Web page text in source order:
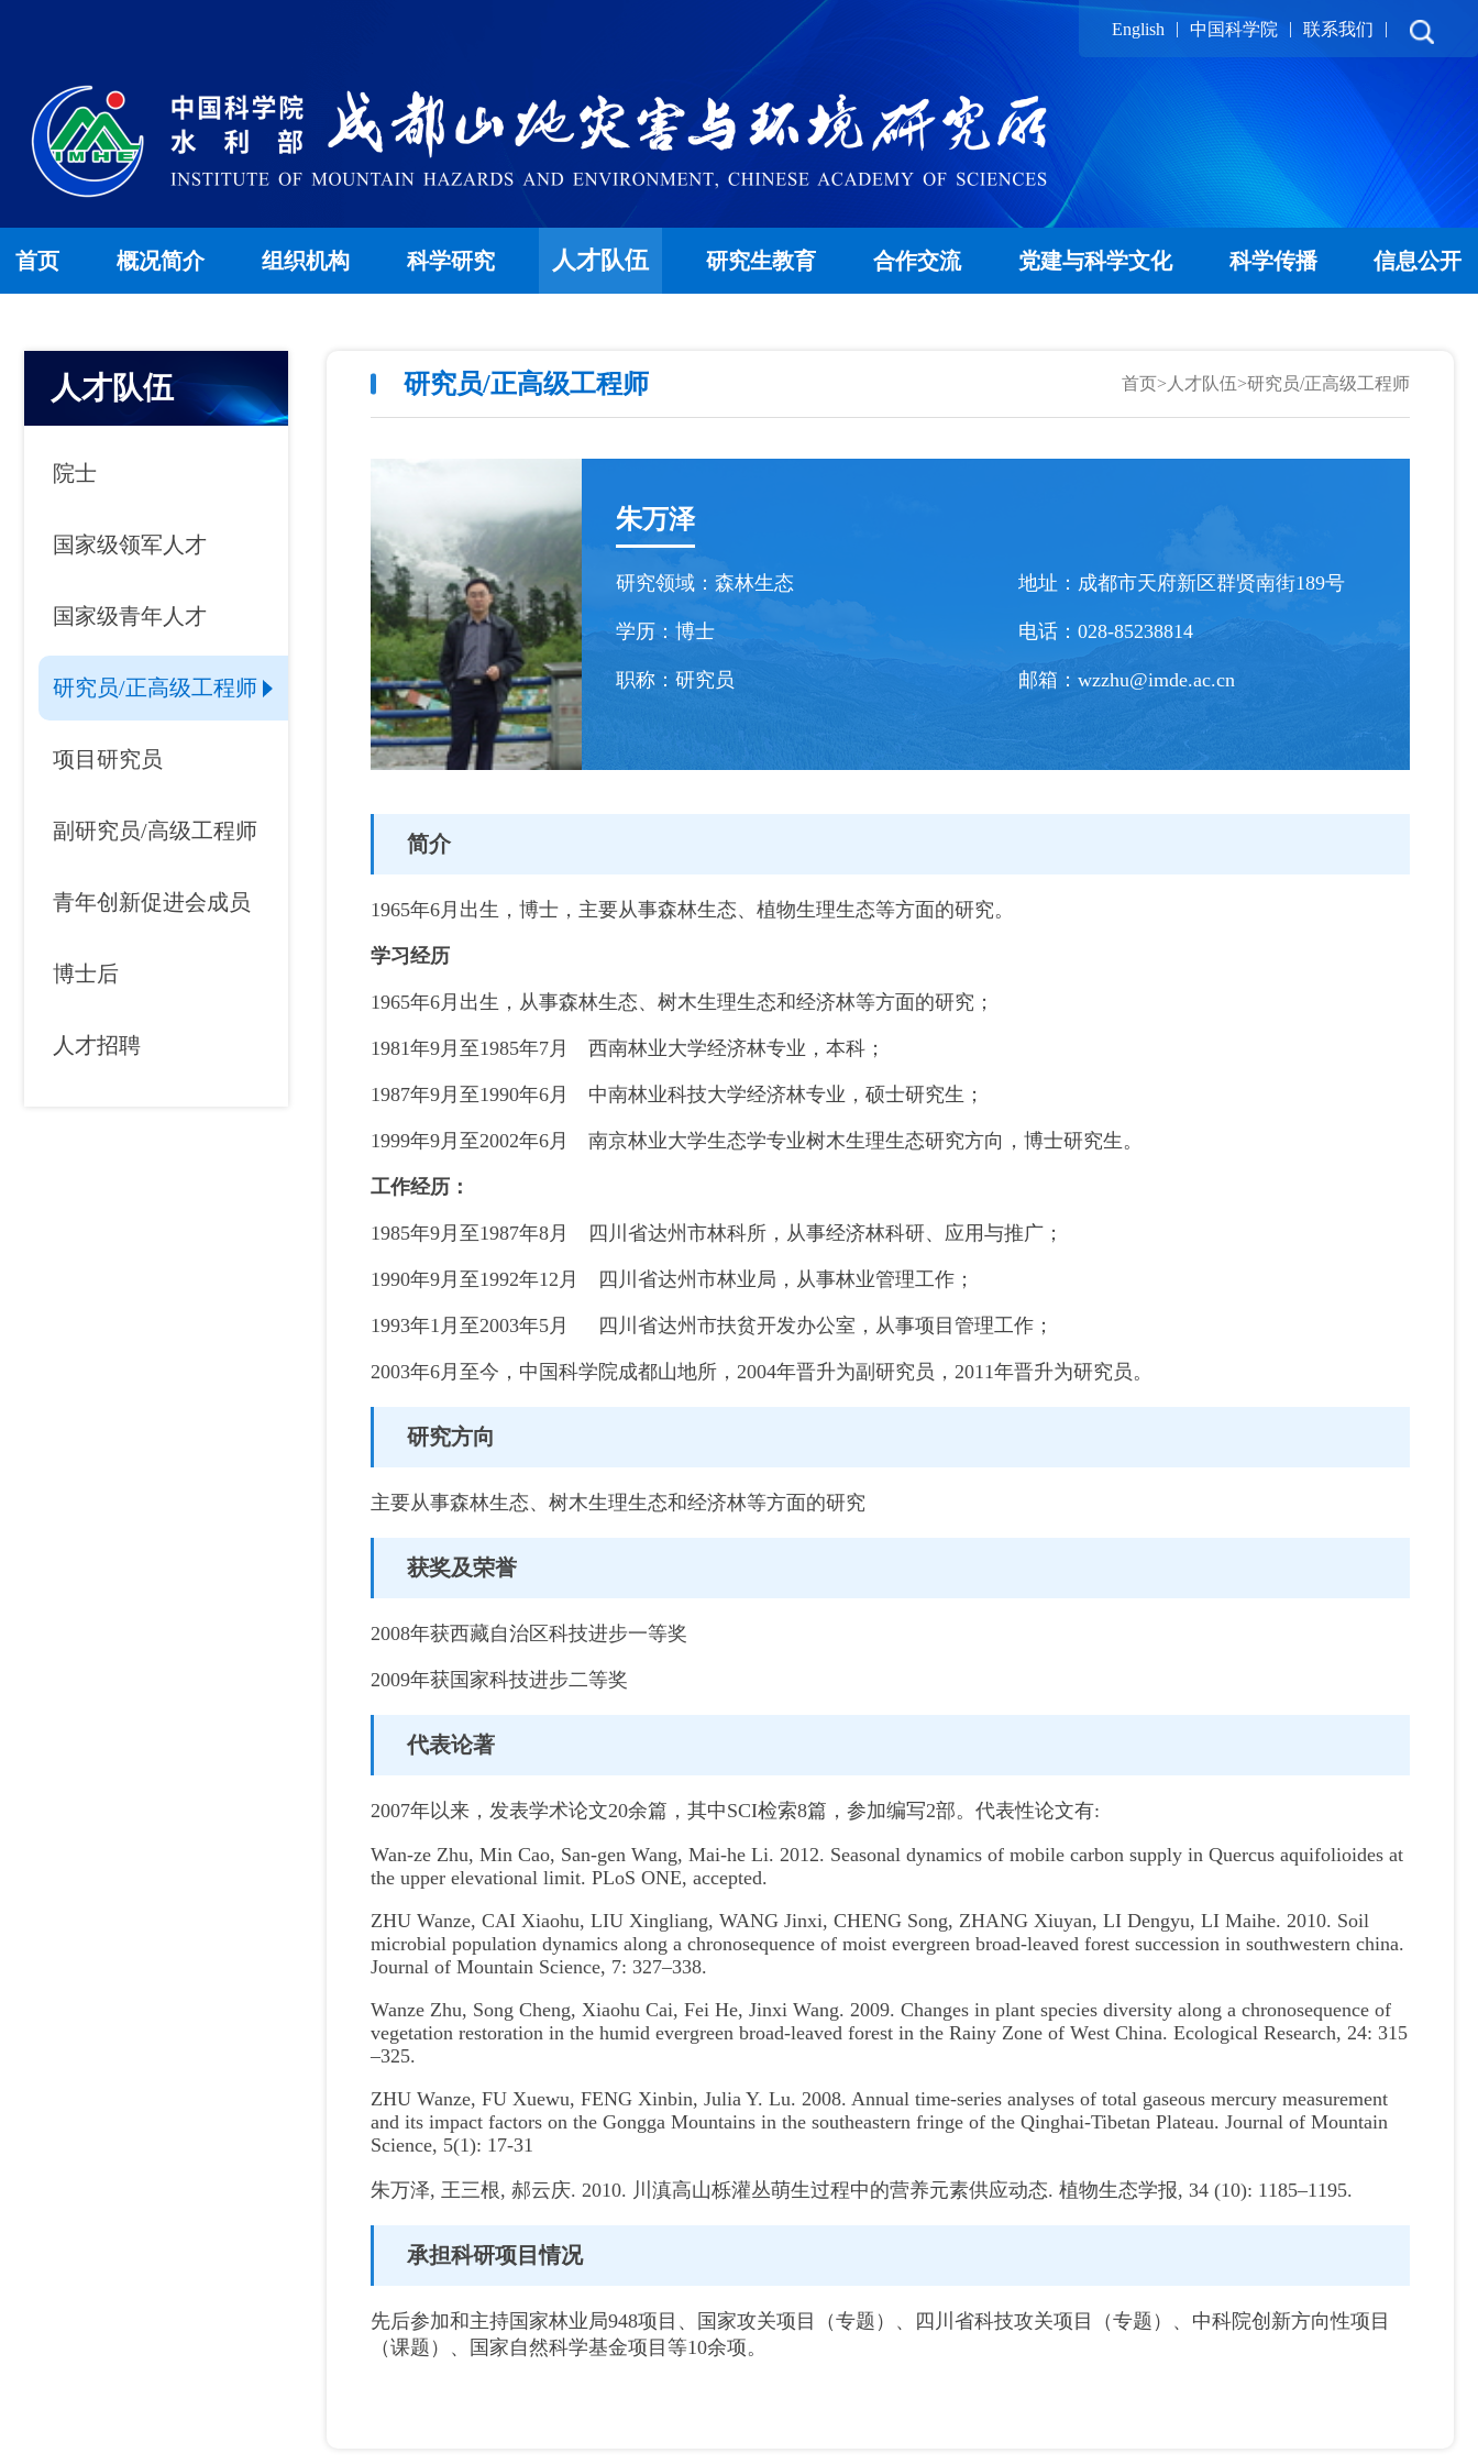
English | 中国科学院 | 联系我们 |
首页 概况简介 组织机构 科学研究 人才队伍 研究生教育 合作交流 党建与科学文化 科学传播 信息公开
人才队伍
院士
国家级领军人才
国家级青年人才
研究员/正高级工程师
项目研究员
副研究员/高级工程师
青年创新促进会成员
博士后
人才招聘
研究员/正高级工程师 首页> 人才队伍>研究员/正高级工程师
朱万泽
研究领域： 森林生态 地址： 成都市天府新区群贤南街189号
学历： 博士 电话： 028-85238814
职称： 研究员 邮箱： wzzhu@imde.ac.cn
简介
1965年6月出生，博士，主要从事森林生态、植物生理生态等方面的研究。
学习经历
1965年6月出生，从事森林生态、树木生理生态和经济林等方面的研究；
1981年9月至1985年7月 西南林业大学经济林专业，本科；
1987年9月至1990年6月 中南林业科技大学经济林专业，硕士研究生；
1999年9月至2002年6月 南京林业大学生态学专业树木生理生态研究方向，博士研究生。
工作经历：
1985年9月至1987年8月 四川省达州市林科所，从事经济林科研、应用与推广；
1990年9月至1992年12月 四川省达州市林业局，从事林业管理工作；
1993年1月至2003年5月 四川省达州市扶贫开发办公室，从事项目管理工作；
2003年6月至今，中国科学院成都山地所，2004年晋升为副研究员，2011年晋升为研究员。
研究方向
主要从事森林生态、树木生理生态和经济林等方面的研究
获奖及荣誉
2008年获西藏自治区科技进步一等奖
2009年获国家科技进步二等奖
代表论著
2007年以来，发表学术论文20余篇，其中SCI检索8篇，参加编写2部。代表性论文有:
Wan-ze Zhu, Min Cao, San-gen Wang, Mai-he Li. 2012. Seasonal dynamics of mobile carbon supply in Quercus aquifolioides at
the upper elevational limit. PLoS ONE, accepted.
ZHU Wanze, CAI Xiaohu, LIU Xingliang, WANG Jinxi, CHENG Song, ZHANG Xiuyan, LI Dengyu, LI Maihe. 2010. Soil
microbial population dynamics along a chronosequence of moist evergreen broad-leaved forest succession in southwestern china.
Journal of Mountain Science, 7: 327–338.
Wanze Zhu, Song Cheng, Xiaohu Cai, Fei He, Jinxi Wang. 2009. Changes in plant species diversity along a chronosequence of
vegetation restoration in the humid evergreen broad-leaved forest in the Rainy Zone of West China. Ecological Research, 24: 315
–325.
ZHU Wanze, FU Xuewu, FENG Xinbin, Julia Y. Lu. 2008. Annual time-series analyses of total gaseous mercury measurement
and its impact factors on the Gongga Mountains in the southeastern fringe of the Qinghai-Tibetan Plateau. Journal of Mountain
Science, 5(1): 17-31
朱万泽, 王三根, 郝云庆. 2010. 川滇高山栎灌丛萌生过程中的营养元素供应动态. 植物生态学报, 34 (10): 1185–1195.
承担科研项目情况
先后参加和主持国家林业局948项目、国家攻关项目（专题）、四川省科技攻关项目（专题）、中科院创新方向性项目
（课题）、国家自然科学基金项目等10余项。